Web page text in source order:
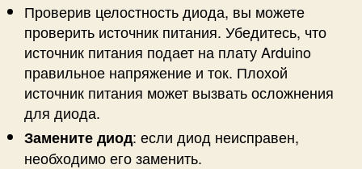
Проверив целостность диода, вы можете
проверить источник питания. Убедитесь, что
источник питания подает на плату Arduino
правильное напряжение и ток. Плохой
источник питания может вызвать осложнения
для диода.
Замените диод: если диод неисправен,
необходимо его заменить.